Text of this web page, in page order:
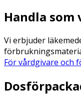
Handla
Vi erbjuder
För vårdgivare och